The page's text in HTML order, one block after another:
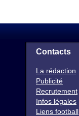
Contacts
La rédaction
Publicité
Recrutement
Infos légales
Liens football